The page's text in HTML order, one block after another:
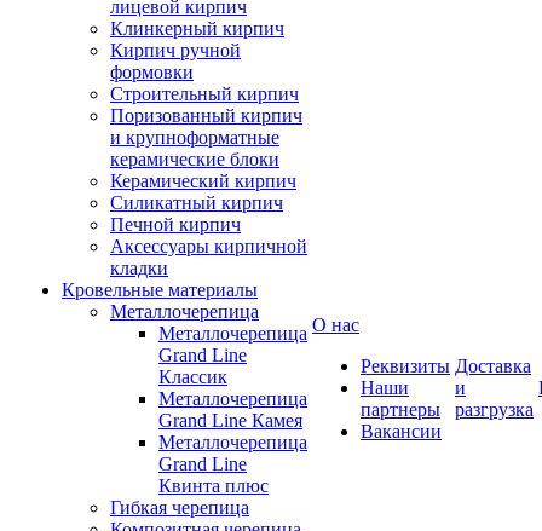
лицевой кирпич
Клинкерный кирпич
Кирпич ручной
формовки
Строительный кирпич
Поризованный кирпич
и крупноформатные
керамические блоки
Керамический кирпич
Силикатный кирпич
Печной кирпич
Аксессуары кирпичной
кладки
Кровельные материалы
Металлочерепица
Металлочерепица
Grand Line
Классик
Металлочерепица
Grand Line Камея
Металлочерепица
Grand Line
Квинта плюс
Гибкая черепица
О нас
Реквизиты
Наши
партнеры
Вакансии
Доставка
и
разгрузка